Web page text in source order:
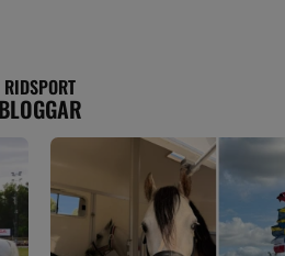
RIDSPORT
BLOGGAR